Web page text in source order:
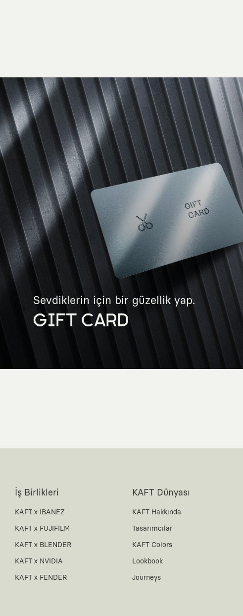
Sevdiklerin için bir güzellik yap.
GIFT CARD
İş Birlikleri
KAFT x IBANEZ
KAFT x FUJIFILM
KAFT x BLENDER
KAFT x NVIDIA
KAFT x FENDER
KAFT Dünyası
KAFT Hakkında
Tasarımcılar
KAFT Colors
Lookbook
Journeys